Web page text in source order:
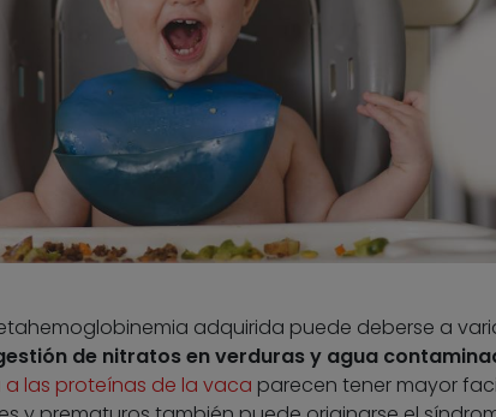
adquirida puede deberse a
de nitratos en verduras y agua
las proteínas de la vaca parecen tener mayor